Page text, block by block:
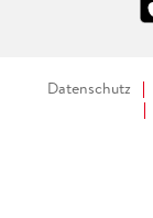
Datenschutz